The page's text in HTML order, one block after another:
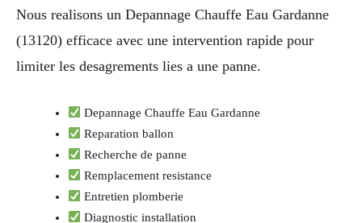
Nous realisons un Depannage Chauffe Eau Gardanne
(13120) efficace avec une intervention rapide pour
limiter les desagrements lies a une panne.
Depannage Chauffe Eau Gardanne
Reparation ballon
Recherche de panne
Remplacement resistance
Entretien plomberie
Diagnostic installation